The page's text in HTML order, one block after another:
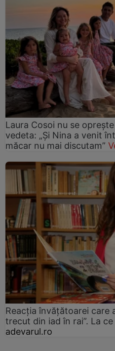
Laura Cosoi nu se
vedeta: „Și Nina a venit
măcar nu mai discutam”
Reacția învățătoarei care
trecut din iad în rai”. La
adevarul.ro